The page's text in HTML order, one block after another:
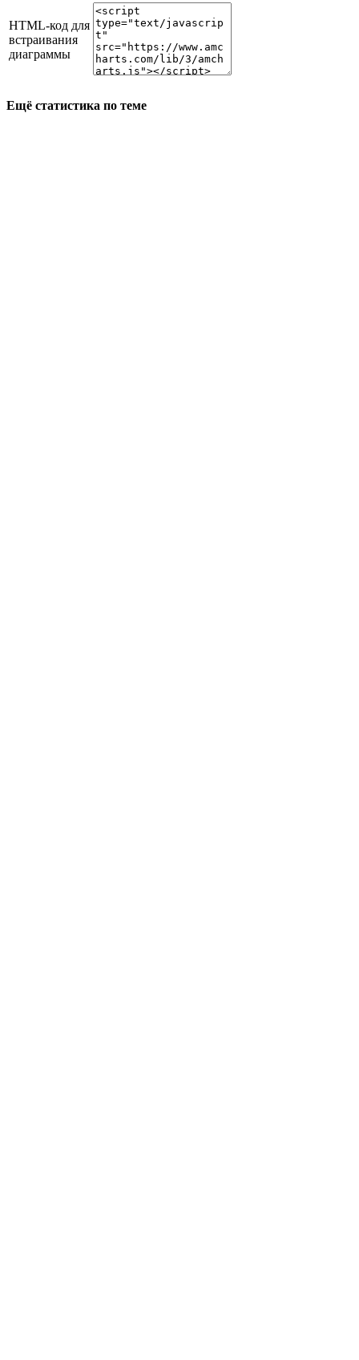
HTML-код для
встраивания
диаграммы
Ещё статистика по теме